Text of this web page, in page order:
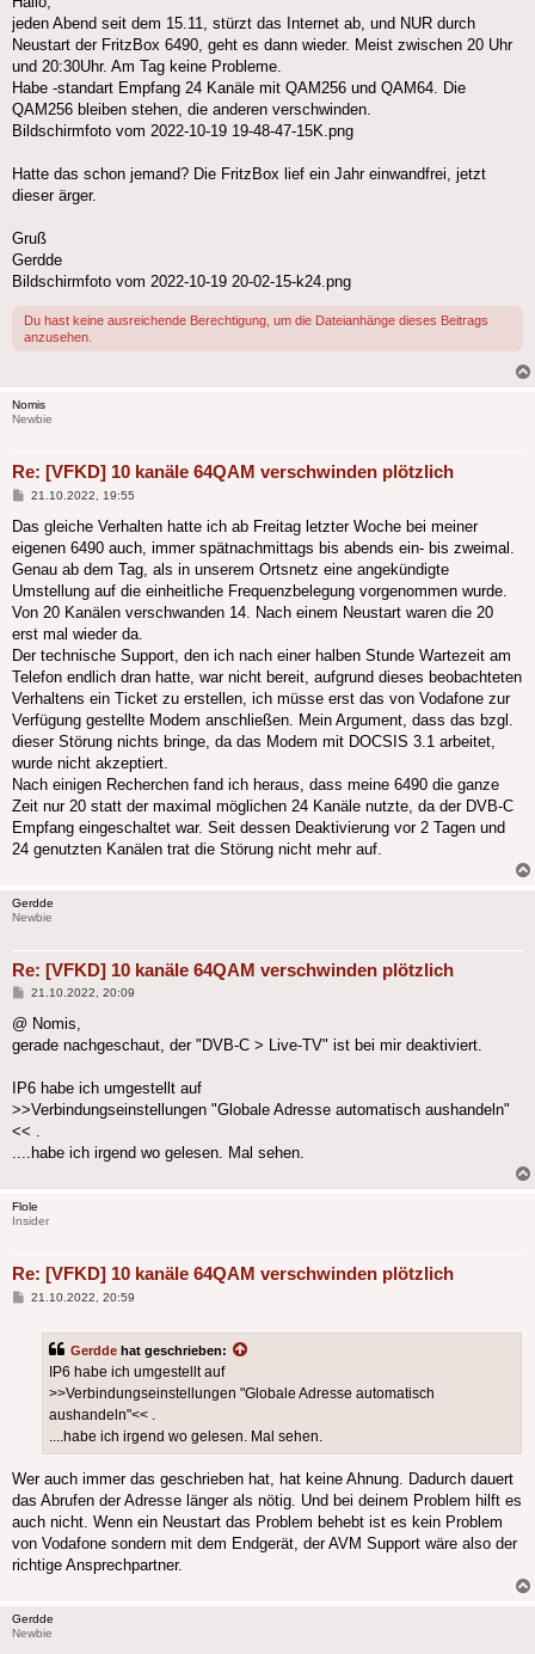
jeden Abend seit dem 15.11, stürzt das Internet ab, und NUR durch
Neustart der FritzBox 6490, geht es dann wieder. Meist zwischen 20 Uhr
und 20:30Uhr. Am Tag keine Probleme.
Habe -standart Empfang 24 Kanäle mit QAM256 und QAM64. Die
QAM256 bleiben stehen, die anderen verschwinden.
Bildschirmfoto vom 2022-10-19 19-48-47-15K.png
Hatte das schon jemand? Die FritzBox lief ein Jahr einwandfrei, jetzt
dieser ärger.
Gruß
Gerdde
Bildschirmfoto vom 2022-10-19 20-02-15-k24.png
Du hast keine ausreichende Berechtigung, um die Dateianhänge dieses Beitrags
anzusehen.
Nomis
Newbie
Re: [VFKD] 10 kanäle 64QAM verschwinden plötzlich
Beitrag
21.10.2022, 19:55
Das gleiche Verhalten hatte ich ab Freitag letzter Woche bei meiner
eigenen 6490 auch, immer spätnachmittags bis abends ein- bis zweimal.
Genau ab dem Tag, als in unserem Ortsnetz eine angekündigte
Umstellung auf die einheitliche Frequenzbelegung vorgenommen wurde.
Von 20 Kanälen verschwanden 14. Nach einem Neustart waren die 20
erst mal wieder da.
Der technische Support, den ich nach einer halben Stunde Wartezeit am
Telefon endlich dran hatte, war nicht bereit, aufgrund dieses beobachteten
Verhaltens ein Ticket zu erstellen, ich müsse erst das von Vodafone zur
Verfügung gestellte Modem anschließen. Mein Argument, dass das bzgl.
dieser Störung nichts bringe, da das Modem mit DOCSIS 3.1 arbeitet,
wurde nicht akzeptiert.
Nach einigen Recherchen fand ich heraus, dass meine 6490 die ganze
Zeit nur 20 statt der maximal möglichen 24 Kanäle nutzte, da der DVB-C
Empfang eingeschaltet war. Seit dessen Deaktivierung vor 2 Tagen und
24 genutzten Kanälen trat die Störung nicht mehr auf.
Gerdde
Newbie
Re: [VFKD] 10 kanäle 64QAM verschwinden plötzlich
Beitrag
21.10.2022, 20:09
@ Nomis,
gerade nachgeschaut, der "DVB-C > Live-TV" ist bei mir deaktiviert.
IP6 habe ich umgestellt auf
>>Verbindungseinstellungen "Globale Adresse automatisch aushandeln"
<< .
....habe ich irgend wo gelesen. Mal sehen.
Flole
Insider
Re: [VFKD] 10 kanäle 64QAM verschwinden plötzlich
Beitrag
21.10.2022, 20:59
Gerdde hat geschrieben:
IP6 habe ich umgestellt auf
>>Verbindungseinstellungen "Globale Adresse automatisch
aushandeln"<< .
....habe ich irgend wo gelesen. Mal sehen.
Wer auch immer das geschrieben hat, hat keine Ahnung. Dadurch dauert
das Abrufen der Adresse länger als nötig. Und bei deinem Problem hilft es
auch nicht. Wenn ein Neustart das Problem behebt ist es kein Problem
von Vodafone sondern mit dem Endgerät, der AVM Support wäre also der
richtige Ansprechpartner.
Gerdde
Newbie